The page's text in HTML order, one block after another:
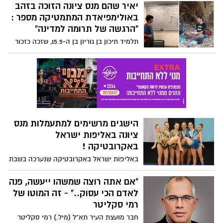
מלאה ועד מאה ועשרים- אוהבים אותך,
אביגדור !
מצא שם, כפי שסיפר לכתב "ישראל היום" :
הלווייה התקיימה אמש ,15/08/21 בשעה 18:00
בבית העלמין בנס ציונה. השבעה מתקיימת
ברחוב תל חי 24 בבית הבת אריאלה על פי
יאיר שהם מנס ציונה הזוכה בזהב
באולימפיאדת המתמטיקה מספר :
"הרגשה של תרומה למדינה"
תלמיד תיכון בן גוריון בן ה-15.5, שזכה כזכור
במדליה באולימפיאדה היוקרתית, מספר
לאסף ניצן: "יש הרבה גאווה, זה מרגש מאוד".
על ההתחלה: "הלכתי למבחני מיון והמשכתי
משם". ההכנות: "היו סימולציות ומחנות
אימונים, רוצה להצליח בתחרויות נוספות".
הישגים מרשימים למתעמלות מנס
ציונה באליפות ישראל
באקרובטיקה !
באליפות ישראל באקרובטיקה שנערכה בשבת
האחרונה במרכז הלאומי בהדר יוסף הגיעו
מתעמלות מנס ציונה להישגים מרשימים!! בר
דנון, בת 17 תלמידת תיכון בן גוריון הגיעה עם
בנות הצוות שלה, אופק שטדלר ודניאל
גולדסטיין במקום הראשון בקטגוריה שלשה
"אם אתה רוצה שמשהו ייעשה, פנה
לאדם הכי עסוק.." - זה המוטו של
רמי סקליטר
חבר מועצת העיר תא"ל (מיל.) רמי סקליטר